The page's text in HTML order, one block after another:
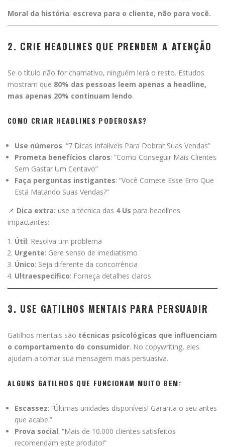
Moral da história: escreva para o cliente, não para você.
2. CRIE HEADLINES QUE PRENDEM A ATENÇÃO
Se o título não for chamativo, ninguém lerá o resto. Estudos
mostram que 80% das pessoas leem apenas a headline,
mas apenas 20% continuam lendo.
COMO CRIAR HEADLINES PODEROSAS?
Use números: “7 Dicas Infalíveis Para Dobrar Suas Vendas”
Prometa benefícios claros: “Como Conseguir Mais Clientes
Sem Gastar Um Centavo”
Faça perguntas instigantes: “Você Comete Esse Erro Que
Está Matando Suas Vendas?”
📌 Dica extra: use a técnica das 4 Us para headlines
impactantes:
Útil: Resolva um problema
Urgente: Gere senso de imediatismo
Único: Seja diferente da concorrência
Ultraespecífico: Forneça detalhes claros
3. USE GATILHOS MENTAIS PARA PERSUADIR
Gatilhos mentais são técnicas psicológicas que influenciam
o comportamento do consumidor. No copywriting, eles
ajudam a tornar sua mensagem mais persuasiva.
ALGUNS GATILHOS QUE FUNCIONAM MUITO BEM:
Escassez: “Últimas unidades disponíveis! Garanta o seu antes
que acabe.”
Prova social: “Mais de 10.000 clientes satisfeitos
recomendam este produto!”